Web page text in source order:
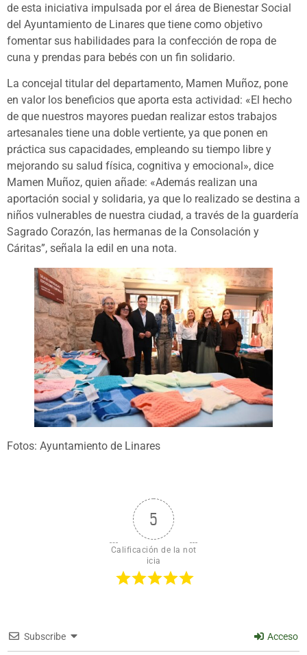
de esta iniciativa impulsada por el área de Bienestar Social
del Ayuntamiento de Linares que tiene como objetivo
fomentar sus habilidades para la confección de ropa de
cuna y prendas para bebés con un fin solidario.
La concejal titular del departamento, Mamen Muñoz, pone
en valor los beneficios que aporta esta actividad: «El hecho
de que nuestros mayores puedan realizar estos trabajos
artesanales tiene una doble vertiente, ya que ponen en
práctica sus capacidades, empleando su tiempo libre y
mejorando su salud física, cognitiva y emocional», dice
Mamen Muñoz, quien añade: «Además realizan una
aportación social y solidaria, ya que lo realizado se destina a
niños vulnerables de nuestra ciudad, a través de la guardería
Sagrado Corazón, las hermanas de la Consolación y
Cáritas”, señala la edil en una nota.
Fotos: Ayuntamiento de Linares
5
Calificación de la not
icia
Subscribe Acceso